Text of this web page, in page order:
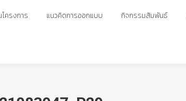
ครงการ แนวคิดการออกแบบ กิจกรรมสัมพันธ์
ครงการ แนวคิดการออกแบบ กิจกรรมสัมพันธ์